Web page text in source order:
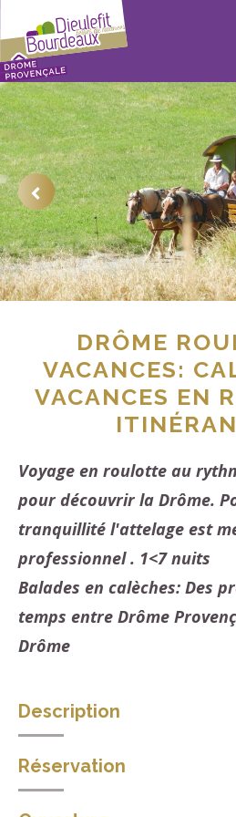
DRÔME
VACANCES:
VACANCES EN
Voyage en roulotte au
pour découvrir la Drôme.
tranquillité l'attelage est
professionnel . 1<7 nuits
Balades en calèches: Des
temps entre Drôme
Drôme
Description
Ce concept permet de parcourir
d’une roulotte tractée par des
Réservation